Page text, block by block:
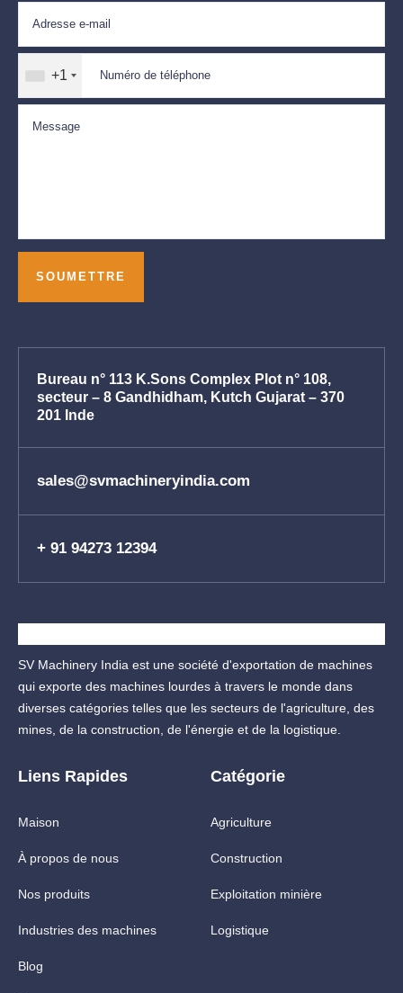
+1
Bureau n° 113 K.Sons Complex Plot n° 108,
secteur – 8 Gandhidham, Kutch Gujarat – 370
201 Inde
sales@svmachineryindia.com
+ 91 94273 12394
SV Machinery India est une société d'exportation de machines
qui exporte des machines lourdes à travers le monde dans
diverses catégories telles que les secteurs de l'agriculture, des
mines, de la construction, de l'énergie et de la logistique.
Liens Rapides
Maison
À propos de nous
Nos produits
Industries des machines
Blog
Catégorie
Agriculture
Construction
Exploitation minière
Logistique